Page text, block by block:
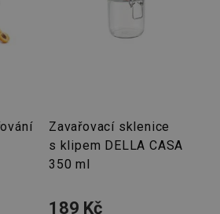
Zavařovací sklenice
s klipem DELLA CASA
350 ml
189 Kč